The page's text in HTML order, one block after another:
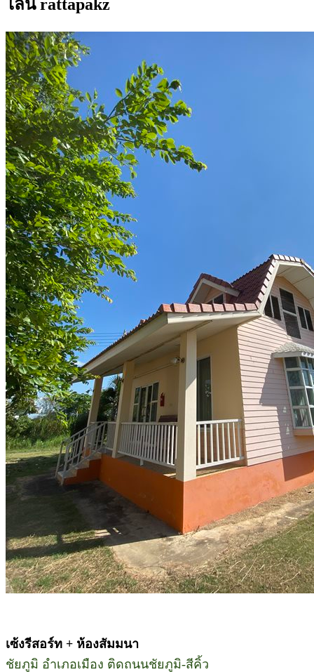
ไลน์ rattapakz
เซ้งรีสอร์ท + ห้องสัมมนา
ชัยภูมิ อำเภอเมือง ติดถนนชัยภูมิ-สีคิ้ว